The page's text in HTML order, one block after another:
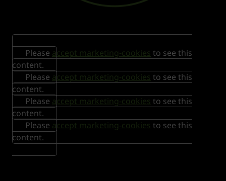
Please accept marketing-cookies to see this
content.
Please accept marketing-cookies to see this
content.
Please accept marketing-cookies to see this
content.
Please accept marketing-cookies to see this
content.